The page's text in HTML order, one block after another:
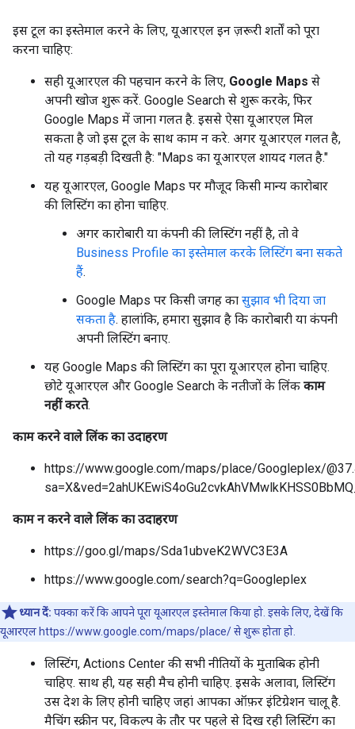
इस टूल का इस्तेमाल करने के लिए, यूआरएल इन ज़रूरी शर्तों को पूरा
करना चाहिए:
सही यूआरएल की पहचान करने के लिए, Google Maps से
अपनी खोज शुरू करें. Google Search से शुरू करके, फिर
Google Maps में जाना गलत है. इससे ऐसा यूआरएल मिल
सकता है जो इस टूल के साथ काम न करे. अगर यूआरएल गलत है,
तो यह गड़बड़ी दिखती है: "Maps का यूआरएल शायद गलत है."
यह यूआरएल, Google Maps पर मौजूद किसी मान्य कारोबार
की लिस्टिंग का होना चाहिए.
अगर कारोबारी या कंपनी की लिस्टिंग नहीं है, तो वे
Business Profile का इस्तेमाल करके लिस्टिंग बना सकते
हैं.
Google Maps पर किसी जगह का सुझाव भी दिया जा
सकता है. हालांकि, हमारा सुझाव है कि कारोबारी या कंपनी
अपनी लिस्टिंग बनाए.
यह Google Maps की लिस्टिंग का पूरा यूआरएल होना चाहिए.
छोटे यूआरएल और Google Search के नतीजों के लिंक काम
नहीं करते.
काम करने वाले लिंक का उदाहरण
https://www.google.com/maps/place/Googleplex/
काम न करने वाले लिंक का उदाहरण
https://goo.gl/maps/Sda1ubveK2WVC3E3A
https://www.google.com/search?q=Googleplex
ध्यान दें: पक्का करें कि आपने पूरा यूआरएल इस्तेमाल किया हो. इसके लिए, देखें कि
यूआरएल https://www.google.com/maps/place/ से शुरू होता हो.
लिस्टिंग, Actions Center की सभी नीतियों के मुताबिक होनी
चाहिए. साथ ही, यह सही मैच होनी चाहिए. इसके अलावा, लिस्टिंग
उस देश के लिए होनी चाहिए जहां आपका ऑफ़र इंटिग्रेशन चालू है.
मैचिंग स्क्रीन पर, विकल्प के तौर पर पहले से दिख रही लिस्टिंग का